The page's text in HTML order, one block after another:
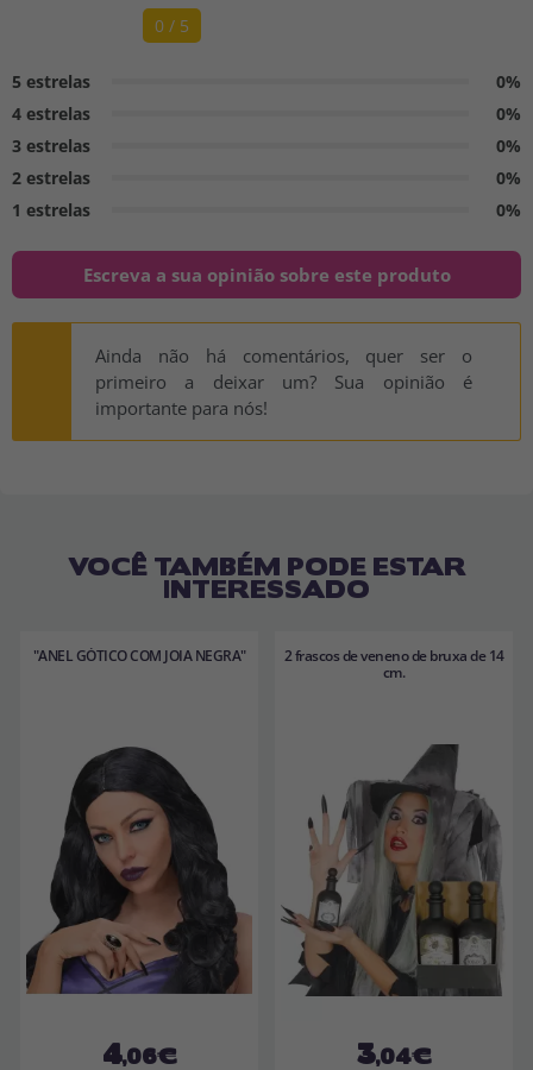
0 / 5
5 estrelas
0%
4 estrelas
0%
3 estrelas
0%
2 estrelas
0%
1 estrelas
0%
Escreva a sua opinião sobre este produto
Ainda não há comentários, quer ser o
primeiro a deixar um? Sua opinião é
importante para nós!
VOCÊ TAMBÉM PODE ESTAR
INTERESSADO
"ANEL GÓTICO COM JOIA NEGRA"
4,06€
2 frascos de veneno de bruxa de 14
cm.
3,04€